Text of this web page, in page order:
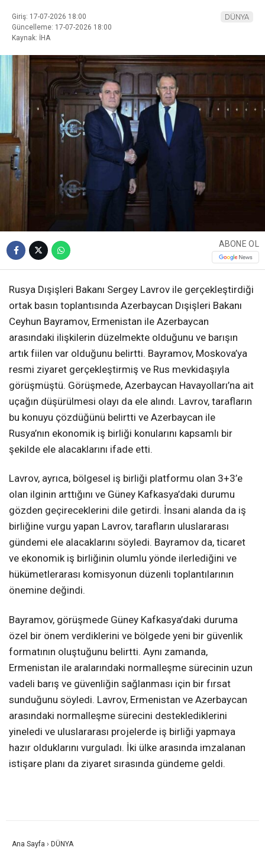
Giriş: 17-07-2026 18:00
Güncelleme: 17-07-2026 18:00
Kaynak: İHA
DÜNYA
ABONE OL
Rusya Dışişleri Bakanı Sergey Lavrov ile gerçekleştirdiği
ortak basın toplantısında Azerbaycan Dışişleri Bakanı
Ceyhun Bayramov, Ermenistan ile Azerbaycan
arasındaki ilişkilerin düzelmekte olduğunu ve barışın
artık fiilen var olduğunu belirtti. Bayramov, Moskova’ya
resmi ziyaret gerçekleştirmiş ve Rus mevkidaşıyla
görüşmüştü. Görüşmede, Azerbaycan Havayolları’na ait
uçağın düşürülmesi olayı da ele alındı. Lavrov, tarafların
bu konuyu çözdüğünü belirtti ve Azerbaycan ile
Rusya’nın ekonomik iş birliği konularını kapsamlı bir
şekilde ele alacaklarını ifade etti.
Lavrov, ayrıca, bölgesel iş birliği platformu olan 3+3’e
olan ilginin arttığını ve Güney Kafkasya’daki durumu
gözden geçireceklerini dile getirdi. İnsani alanda da iş
birliğine vurgu yapan Lavrov, tarafların uluslararası
gündemi ele alacaklarını söyledi. Bayramov da, ticaret
ve ekonomik iş birliğinin olumlu yönde ilerlediğini ve
hükümetlerarası komisyonun düzenli toplantılarının
önemine değindi.
Bayramov, görüşmede Güney Kafkasya’daki duruma
özel bir önem verdiklerini ve bölgede yeni bir güvenlik
formatının oluştuğunu belirtti. Aynı zamanda,
Ermenistan ile aralarındaki normalleşme sürecinin uzun
vadeli barış ve güvenliğin sağlanması için bir fırsat
sunduğunu söyledi. Lavrov, Ermenistan ve Azerbaycan
arasındaki normalleşme sürecini desteklediklerini
yineledi ve uluslararası projelerde iş birliği yapmaya
hazır olduklarını vurguladı. İki ülke arasında imzalanan
istişare planı da ziyaret sırasında gündeme geldi.
Ana Sayfa › DÜNYA